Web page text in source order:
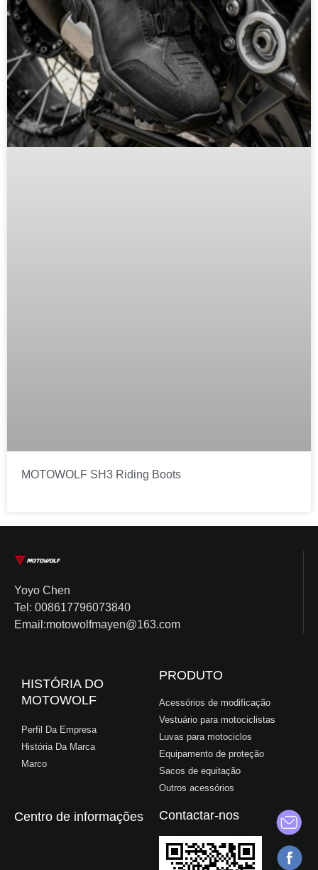
MOTOWOLF SH3 Riding Boots
Yoyo Chen
Tel: 008617796073840
Email:motowolfmayen@163.com
HISTÓRIA DO
MOTOWOLF
Perfil Da Empresa
História Da Marca
Marco
PRODUTO
Acessórios de modificação
Vestuário para motociclistas
Luvas para motociclos
Equipamento de proteção
Sacos de equitação
Outros acessórios
Centro de informações Contactar-nos